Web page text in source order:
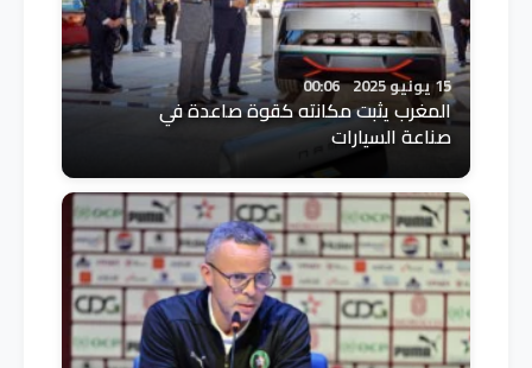
15 يونيو 2025 00:06
المغرب يثبت مكانته كقوة صاعدة في
صناعة السيارات